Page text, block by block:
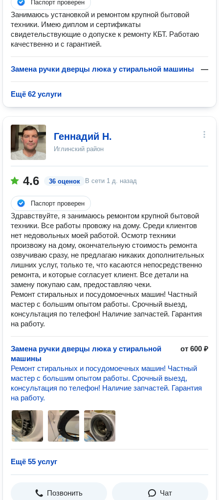
Паспорт проверен
Занимаюсь установкой и ремонтом крупной бытовой
техники. Имею диплом и сертификаты
свидетельствующие о допуске к ремонту КБТ. Работаю
качественно и с гарантией.
Замена ручки дверцы люка у стиральной машины —
Ещё 62 услуги
Геннадий Н.
Иглинский район
4.6 36 оценок В сети 1 д. назад
Паспорт проверен
Здравствуйте, я занимаюсь ремонтом крупной бытовой
техники. Все работы провожу на дому. Среди клиентов
нет недовольных моей работой. Осмотр техники
произвожу на дому, окончательную стоимость ремонта
озвучиваю сразу, не предлагаю никаких дополнительных
лишних услуг, только те, что касаются непосредственно
ремонта, и которые согласует клиент. Все детали на
замену покупаю сам, предоставляю чеки.
Ремонт стиральных и посудомоечных машин! Частный
мастер с большим опытом работы. Срочный выезд,
консультация по телефон! Наличие запчастей. Гарантия
на работу.
Замена ручки дверцы люка у стиральной
машины
от 600 ₽
Ремонт стиральных и посудомоечных машин! Частный
мастер с большим опытом работы. Срочный выезд,
консультация по телефон! Наличие запчастей. Гарантия
на работу.
Ещё 55 услуг
Позвонить Чат